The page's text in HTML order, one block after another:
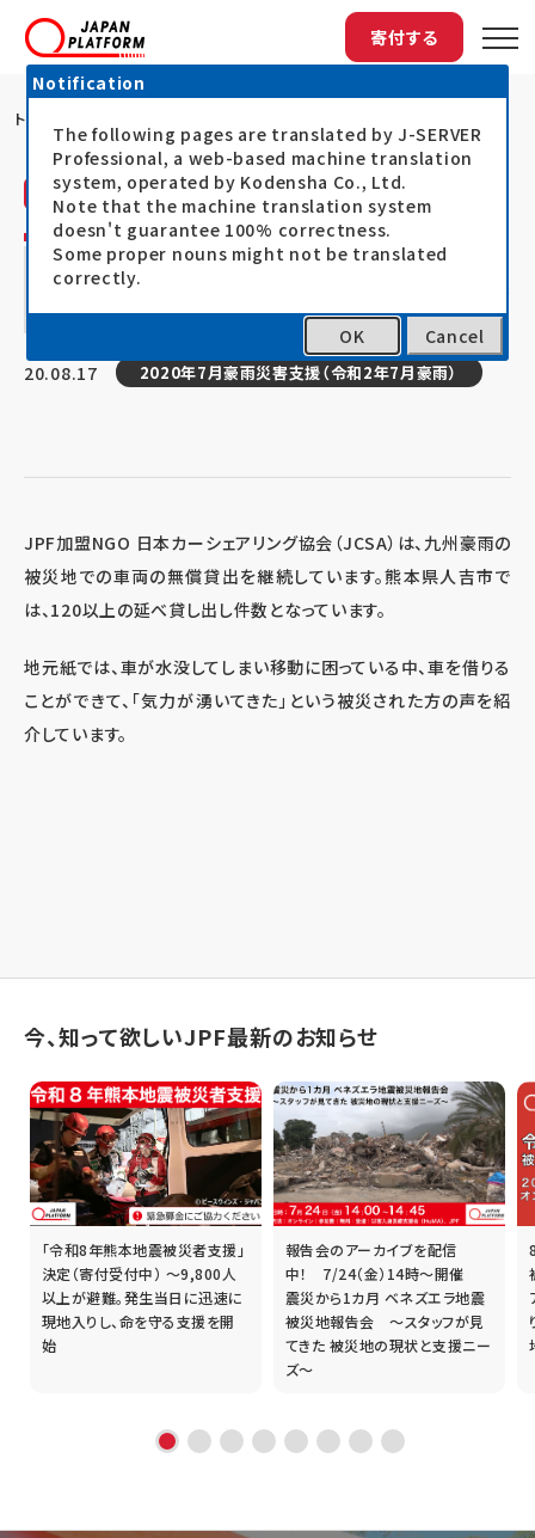
寄付する
トップ
活動レポート 日本カーシェアリング協会（JCSA）
JCSAによる「令和2年7月豪雨／九州豪雨」
の災害支援 ～人吉市での車両貸出で被災
者の気持ちの支えに～
20.08.17 2020年7月豪雨災害支援（令和2年7月豪雨）
JPF加盟NGO 日本カーシェアリング協会（JCSA）は、九州豪雨の
被災地での車両の無償貸出を継続しています。熊本県人吉市で
は、120以上の延べ貸し出し件数となっています。
地元紙では、車が水没してしまい移動に困っている中、車を借りる
ことができて、「気力が湧いてきた」という被災された方の声を紹
介しています。
今、知って欲しいJPF最新のお知らせ
「令和8年熊本地震被災者支援」
決定（寄付受付中） ～9,800人
以上が避難。発生当日に迅速に
現地入りし、命を守る支援を開
始
報告会のアーカイブを配信
中！ 7/24（金）14時～開催
震災から1カ月 ベネズエラ地震
被災地報告会 ～スタッフが見
てきた 被災地の現状と支援ニー
ズ～
Notification
The following pages are translated by J-SERVER
Professional, a web-based machine translation
system, operated by Kodensha Co., Ltd.
Note that the machine translation system
doesn't guarantee 100% correctness.
Some proper nouns might not be translated
correctly.
OK Cancel